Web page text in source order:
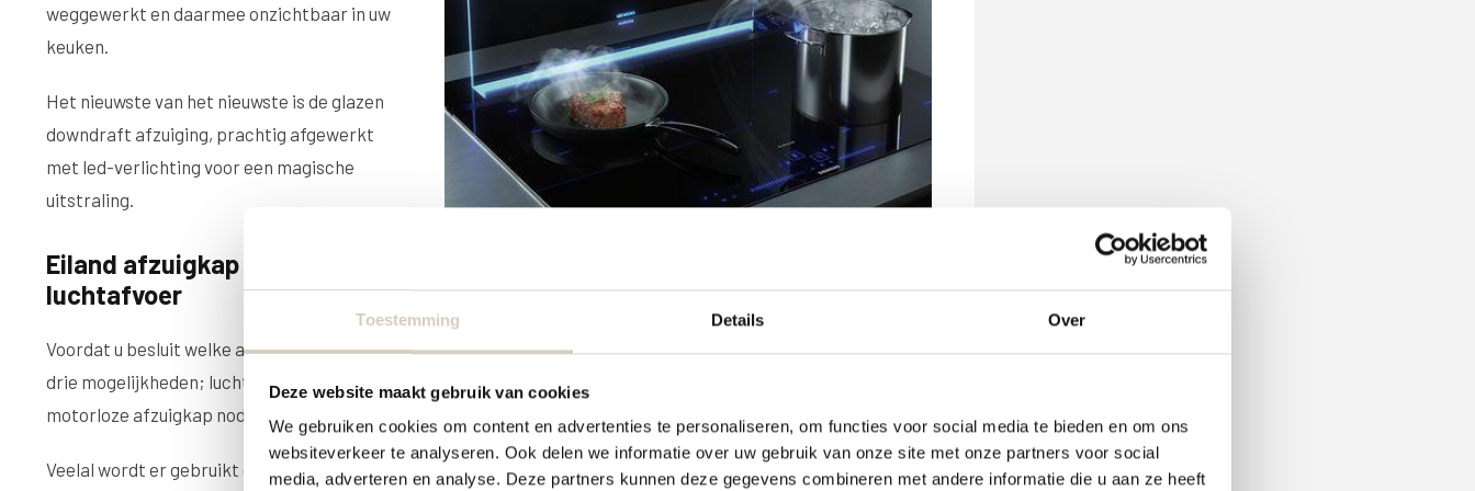
Toestemming Details Over
Deze website maakt gebruik van cookies
We gebruiken cookies om content en advertenties te personaliseren, om functies voor social media te bieden en om ons
websiteverkeer te analyseren. Ook delen we informatie over uw gebruik van onze site met onze partners voor social
media, adverteren en analyse. Deze partners kunnen deze gegevens combineren met andere informatie die u aan ze heeft
weggewerkt en daarmee onzichtbaar in uw
keuken.
Het nieuwste van het nieuwste is de glazen
downdraft afzuiging, prachtig afgewerkt
met led-verlichting voor een magische
uitstraling.
Eiland afzuigkap en
luchtafvoer
Voordat u besluit welke afzuiging u kiest is het goed om te weten hoe de lucht moet worden afgevoerd. Er zijn
drie mogelijkheden; luchtafvoer, recirculatie of een centraal afzuigsysteem. Voor die laatste heeft u een
motorloze afzuigkap nodig.
Veelal wordt er gebruikt gemaakt van een luchtafvoer naar buiten. De afzuigkap is voorzien van een motor